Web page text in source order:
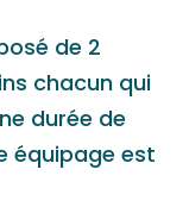
de 2
chacun qui
durée de
équipage est